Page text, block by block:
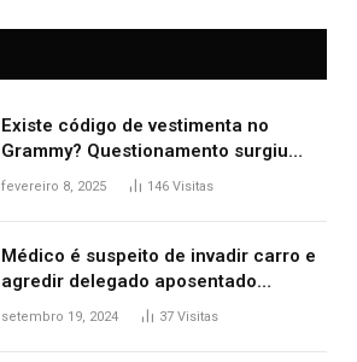
Existe código de vestimenta no
Grammy? Questionamento surgiu
após Bianca Censori, mulher de
fevereiro 8, 2025 146 Visitas
Médico é suspeito de invadir carro e
agredir delegado aposentado
durante confusão no trânsito
setembro 19, 2024 37 Visitas